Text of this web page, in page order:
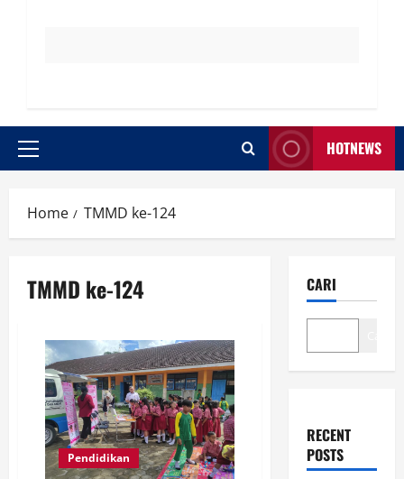
Primary
HOTNEWS
Home TMMD ke-124
TMMD ke-124
Pendidikan
CARI
RECENT
POSTS